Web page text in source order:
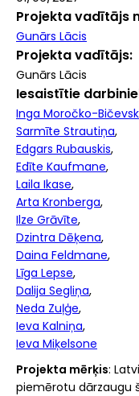
Projekta vadītājs
Gunārs Lācis
Projekta vadītājs
Gunārs Lācis
Iesaistītie
Inga Moročko-
Sarmīte Strautiņa
Edgars Rubauskis
Edīte Kaufmane
Laila Ikase
Arta Kronberga
Ilze Grāvīte
Dzintra Dēķena
Daina Feldmane
Līga Lepse
Dalija Segliņa
Neda Zuļģe
Ieva Kalniņa
Ieva Miķelsone
Projekta mērķis:
piemērotu dārzaugu